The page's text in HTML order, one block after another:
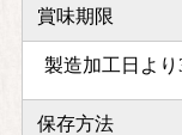
賞味期限
製造加工日より
保存方法